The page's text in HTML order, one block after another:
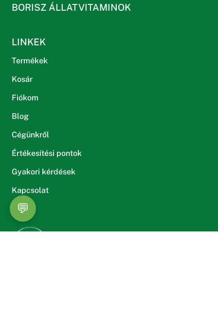
💬
BORISZ ÁLLATVITAMINOK
LINKEK
Termékek
Kosár
Fiókom
Blog
Cégünkről
Értékesítési pontok
Gyakori kérdések
Kapcsolat